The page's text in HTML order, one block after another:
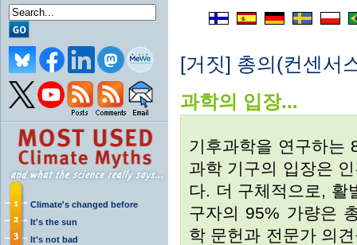
Climate's changed before
It's the sun
It's not bad
[거짓] 총의(컨센서
과학의 입장...
기후과학을 연구하는
과학 기구의 입장은
다. 더 구체적으로, 활
구자의 95% 가량은
학 문헌과 전문가 의